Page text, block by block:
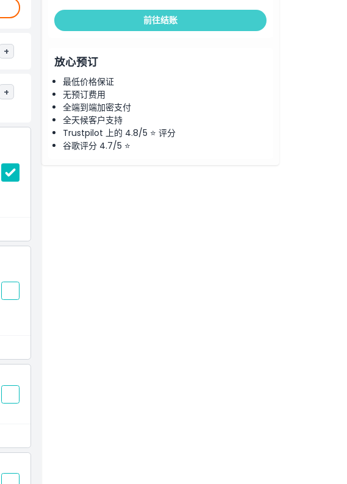
+
+
前往结账
放心预订
最低价格保证
无预订费用
全端到端加密支付
全天候客户支持
Trustpilot 上的 4.8/5 ⭐ 评分
谷歌评分 4.7/5 ⭐